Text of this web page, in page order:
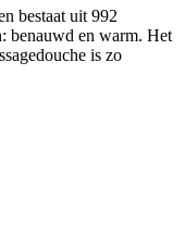
bestaat uit 992
benauwd en warm. Het
is zo